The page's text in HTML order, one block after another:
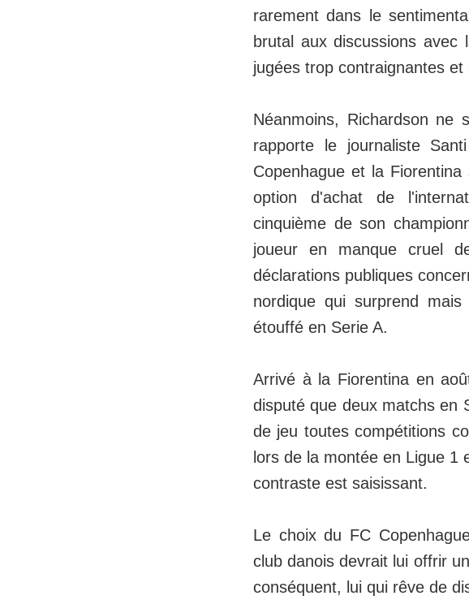
rarement dans le
brutal aux discussions avec
jugées trop contraignantes
Néanmoins, Richardson
rapporte le journaliste
Copenhague et la
option d'achat de
cinquième de son
joueur en manque cruel
déclarations publiques
nordique qui surprend
étouffé en Serie A.
Arrivé à la Fiorentina en
disputé que deux matchs en
de jeu toutes compétitions
lors de la montée en Ligue
contraste est saisissant.
Le choix du FC
club danois devrait lui offrir
conséquent, lui qui rêve de